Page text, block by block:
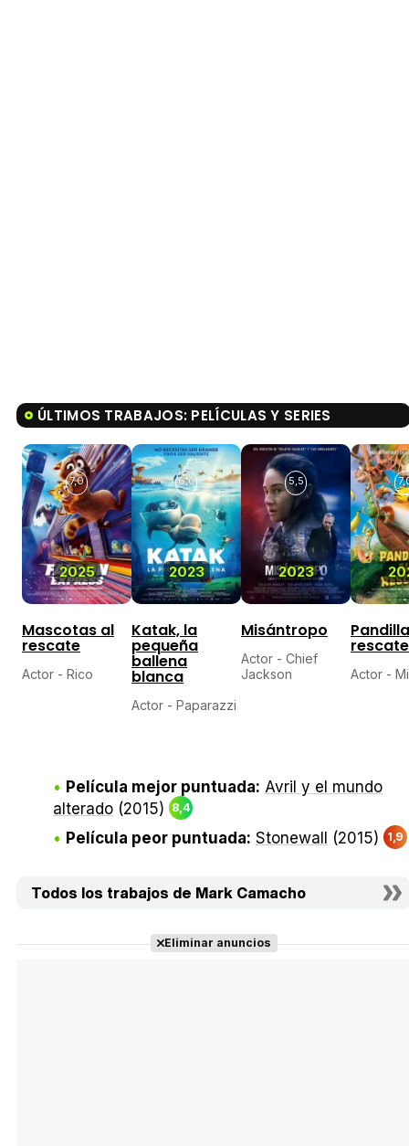
ÚLTIMOS TRABAJOS: PELÍCULAS Y SERIES
2025
7,0
Mascotas al
rescate
Actor - Rico
2023
6,0
Katak, la
pequeña
ballena
blanca
Actor - Paparazzi
2023
5,5
Misántropo
Actor - Chief
Jackson
rescate
Actor -
Película mejor puntuada: Avril y el mundo
alterado (2015) 8,4
Película peor puntuada: Stonewall (2015) 1,9
Todos los trabajos de Mark Camacho
Eliminar anuncios